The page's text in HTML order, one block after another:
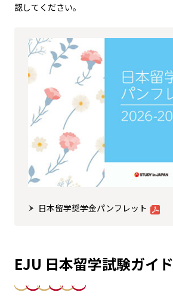
認してください。
日本留学奨学金パンフレット
EJU 日本留学試験ガイド